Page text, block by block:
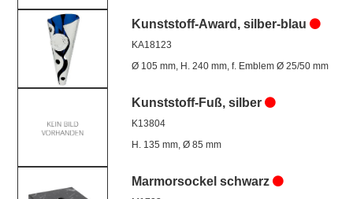
Kunststoff-Award, silber-blau
KA18123
Ø 105 mm, H. 240 mm, f. Emblem Ø 25/50 mm
Kunststoff-Fuß, silber
K13804
H. 135 mm, Ø 85 mm
Marmorsockel schwarz